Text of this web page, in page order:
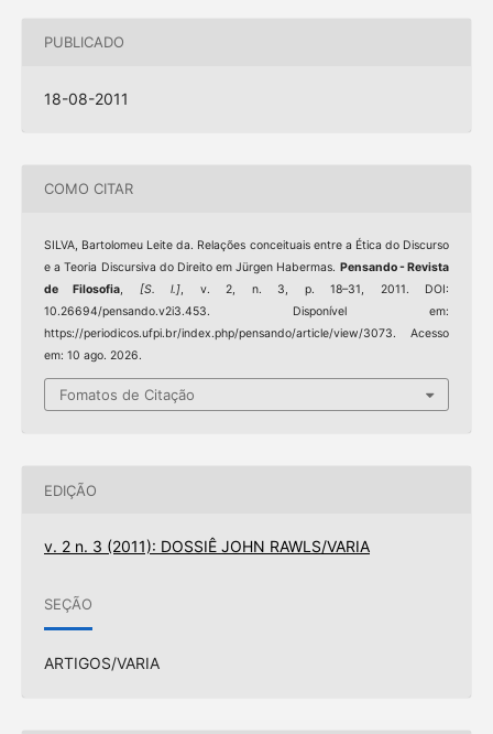
PUBLICADO
18-08-2011
COMO CITAR
SILVA, Bartolomeu Leite da. Relações conceituais entre a Ética do Discurso
e a Teoria Discursiva do Direito em Jürgen Habermas. Pensando - Revista
de Filosofia, [S. l.], v. 2, n. 3, p. 18–31, 2011. DOI:
10.26694/pensando.v2i3.453. Disponível em:
https://periodicos.ufpi.br/index.php/pensando/article/view/3073. Acesso
em: 10 ago. 2026.
Fomatos de Citação
EDIÇÃO
v. 2 n. 3 (2011): DOSSIÊ JOHN RAWLS/VARIA
SEÇÃO
ARTIGOS/VARIA